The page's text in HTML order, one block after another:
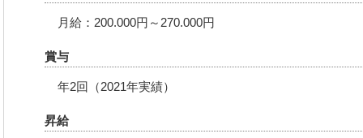
月給：200.000円～270.000円
賞与
年2回（2021年実績）
昇給